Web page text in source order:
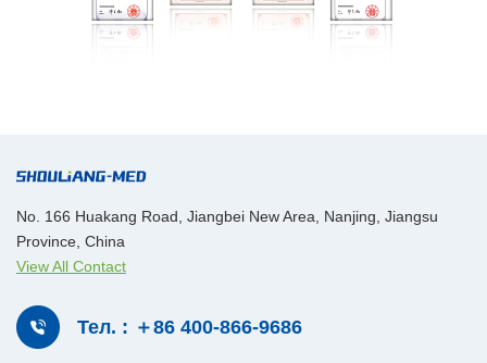
中文
No. 166 Huakang Road, Jiangbei New Area, Nanjing, Jiangsu
Province, China
View All Contact
Тел. : ＋86 400-866-9686